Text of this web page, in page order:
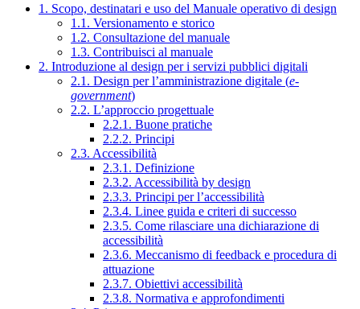
1. Scopo, destinatari e uso del Manuale operativo di design
1.1. Versionamento e storico
1.2. Consultazione del manuale
1.3. Contribuisci al manuale
2. Introduzione al design per i servizi pubblici digitali
2.1. Design per l’amministrazione digitale (e-
government)
2.2. L’approccio progettuale
2.2.1. Buone pratiche
2.2.2. Principi
2.3. Accessibilità
2.3.1. Definizione
2.3.2. Accessibilità by design
2.3.3. Principi per l’accessibilità
2.3.4. Linee guida e criteri di successo
2.3.5. Come rilasciare una dichiarazione di
accessibilità
2.3.6. Meccanismo di feedback e procedura di
attuazione
2.3.7. Obiettivi accessibilità
2.3.8. Normativa e approfondimenti